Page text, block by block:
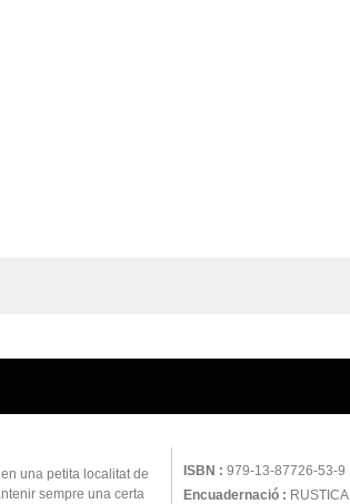
ISBN : 979-13-87726-53-9
Encuadernació : RUSTICA
una petita localitat de
sempre una certa